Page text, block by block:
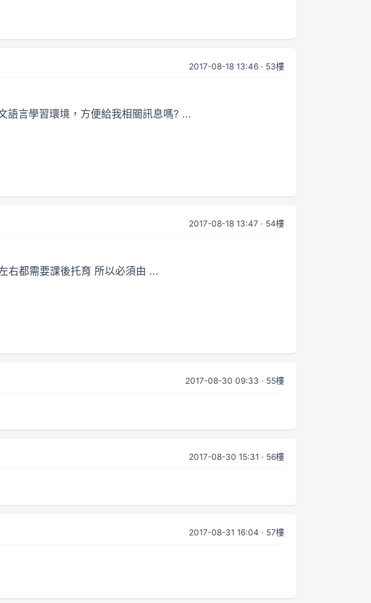
2017-08-18 13:46 · 53樓
語言學習環境，方便給我相關訊息嗎? ...
2017-08-18 13:47 · 54樓
右都需要課後托育 所以必須由 ...
2017-08-30 09:33 · 55樓
2017-08-30 15:31 · 56樓
2017-08-31 16:04 · 57樓